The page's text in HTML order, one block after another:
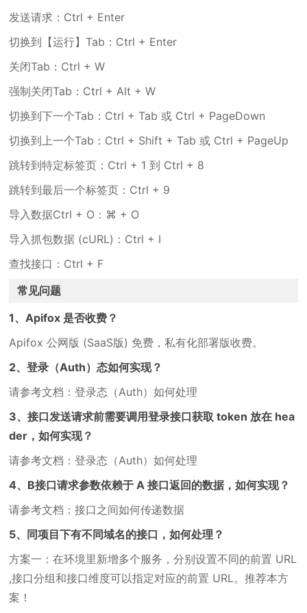
发送请求：Ctrl + Enter
切换到【运行】Tab：Ctrl + Enter
关闭Tab：Ctrl + W
强制关闭Tab：Ctrl + Alt + W
切换到下一个Tab：Ctrl + Tab 或 Ctrl + PageDown
切换到上一个Tab：Ctrl + Shift + Tab 或 Ctrl + PageUp
跳转到特定标签页：Ctrl + 1 到 Ctrl + 8
跳转到最后一个标签页：Ctrl + 9
导入数据Ctrl + O：⌘ + O
导入抓包数据 (cURL)：Ctrl + I
查找接口：Ctrl + F
常见问题
1、Apifox 是否收费？
Apifox 公网版 (SaaS版) 免费，私有化部署版收费。
2、登录（Auth）态如何实现？
请参考文档：登录态（Auth）如何处理
3、接口发送请求前需要调用登录接口获取 token 放在 hea
der，如何实现？
请参考文档：登录态（Auth）如何处理
4、B接口请求参数依赖于 A 接口返回的数据，如何实现？
请参考文档：接口之间如何传递数据
5、同项目下有不同域名的接口，如何处理？
方案一：在环境里新增多个服务，分别设置不同的前置 URL
,接口分组和接口维度可以指定对应的前置 URL。推荐本方
案！